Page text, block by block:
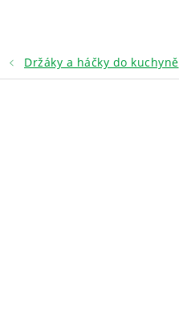
Držáky a háčky do kuchyně